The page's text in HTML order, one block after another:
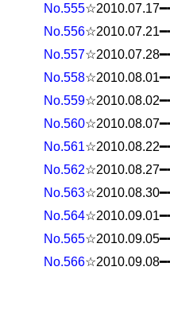
No.555
No.556
No.557
No.558
No.559
No.560
No.561
No.562
No.563
No.564
No.565
No.566